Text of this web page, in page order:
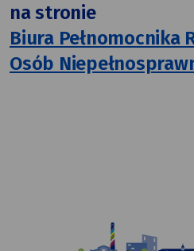
na stronie
Biura Pełnomocnika
Osób